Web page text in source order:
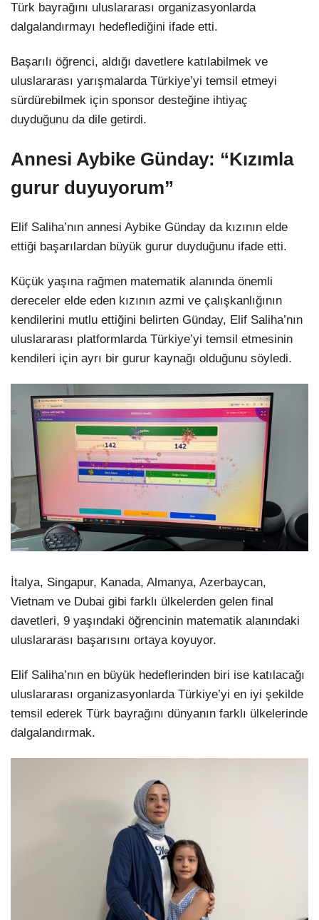
Türk bayrağını uluslararası organizasyonlarda
dalgalandırmayı hedeflediğini ifade etti.
Başarılı öğrenci, aldığı davetlere katılabilmek ve
uluslararası yarışmalarda Türkiye’yi temsil etmeyi
sürdürebilmek için sponsor desteğine ihtiyaç
duyduğunu da dile getirdi.
Annesi Aybike Günday: “Kızımla
gurur duyuyorum”
Elif Saliha’nın annesi Aybike Günday da kızının elde
ettiği başarılardan büyük gurur duyduğunu ifade etti.
Küçük yaşına rağmen matematik alanında önemli
dereceler elde eden kızının azmi ve çalışkanlığının
kendilerini mutlu ettiğini belirten Günday, Elif Saliha’nın
uluslararası platformlarda Türkiye’yi temsil etmesinin
kendileri için ayrı bir gurur kaynağı olduğunu söyledi.
İtalya, Singapur, Kanada, Almanya, Azerbaycan,
Vietnam ve Dubai gibi farklı ülkelerden gelen final
davetleri, 9 yaşındaki öğrencinin matematik alanındaki
uluslararası başarısını ortaya koyuyor.
Elif Saliha’nın en büyük hedeflerinden biri ise katılacağı
uluslararası organizasyonlarda Türkiye’yi en iyi şekilde
temsil ederek Türk bayrağını dünyanın farklı ülkelerinde
dalgalandırmak.